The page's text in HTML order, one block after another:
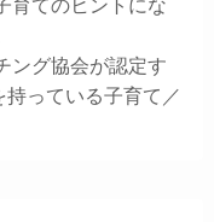
育てのヒントにな
ング協会が認定す
っている子育て／